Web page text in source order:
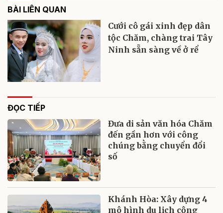
BÀI LIÊN QUAN
Cưới cô gái xinh đẹp dân
tộc Chăm, chàng trai Tây
Ninh sẵn sàng về ở rể
ĐỌC TIẾP
Đưa di sản văn hóa Chăm
đến gần hơn với công
chúng bằng chuyển đổi
số
Khánh Hòa: Xây dựng 4
mô hình du lịch cộng